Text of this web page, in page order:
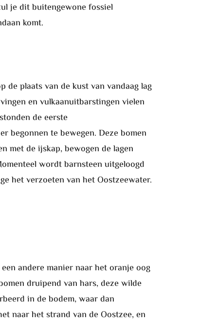
je dit buitengewone fossiel
komt.
de plaats van de kust van vandaag lag
en vulkaanuitbarstingen vielen
de eerste
begonnen te bewegen. Deze bomen
met de ijskap, bewogen de lagen
wordt barnsteen uitgeloogd
het verzoeten van het Oostzeewater.
andere manier naar het oranje oog
druipend van hars, deze wilde
in de bodem, waar dan
naar het strand van de Oostzee, en